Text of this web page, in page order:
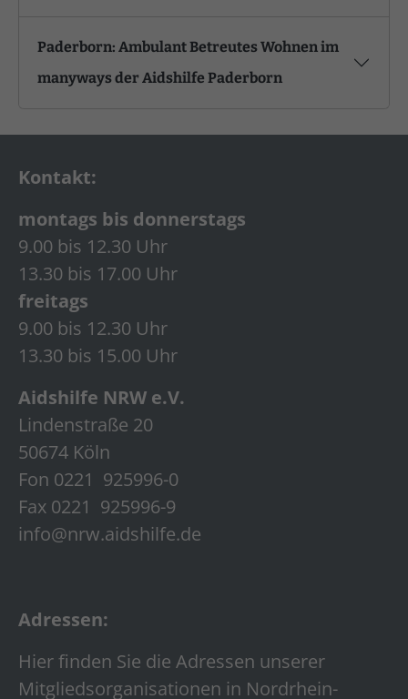
Paderborn: Ambulant Betreutes Wohnen im
manyways der Aidshilfe Paderborn
Kontakt:
montags bis donnerstags
9.00 bis 12.30 Uhr
13.30 bis 17.00 Uhr
freitags
9.00 bis 12.30 Uhr
13.30 bis 15.00 Uhr
Aidshilfe NRW e.V.
Lindenstraße 20
50674 Köln
Fon 0221 925996-0
Fax 0221 925996-9
info@nrw.aidshilfe.de
Adressen:
Hier finden Sie die Adressen unserer
Mitgliedsorganisationen in Nordrhein-